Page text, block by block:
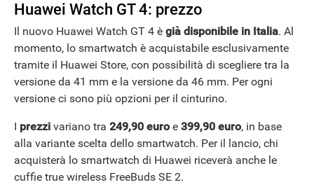
Huawei Watch GT 4: prezzo
Il nuovo Huawei Watch GT 4 è già disponibile in Italia. Al
momento, lo smartwatch è acquistabile esclusivamente
tramite il Huawei Store, con possibilità di scegliere tra la
versione da 41 mm e la versione da 46 mm. Per ogni
versione ci sono più opzioni per il cinturino.
I prezzi variano tra 249,90 euroe 399,90 euro, in base
alla variante scelta dello smartwatch. Per il lancio, chi
acquisterà lo smartwatch di Huawei riceverà anche le
cuffie true wireless FreeBuds SE 2.